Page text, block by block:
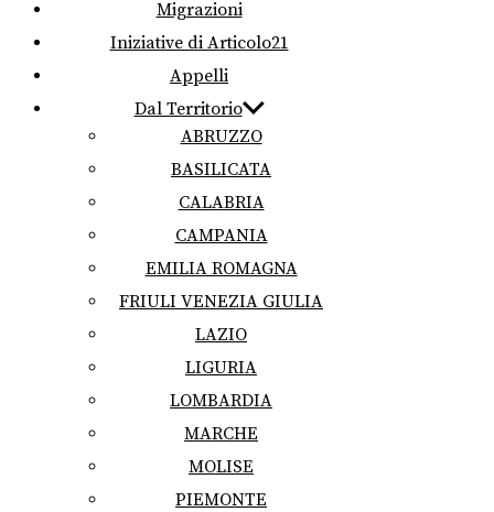
Migrazioni
Iniziative di Articolo21
Appelli
Dal Territorio
ABRUZZO
BASILICATA
CALABRIA
CAMPANIA
EMILIA ROMAGNA
FRIULI VENEZIA GIULIA
LAZIO
LIGURIA
LOMBARDIA
MARCHE
MOLISE
PIEMONTE